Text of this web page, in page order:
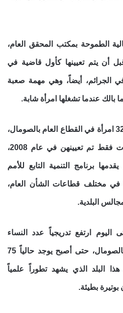
الطموحة بمكتب المحقق العام،
أن يتم تعيينها كأول قاضية في
الجرائم، أيضاً، وهي مهمة صعبة
عندما تشغلها امرأة شابة.
وفي الآونة الأخيرة، التحقت 32 امرأة في القطاع العام بالصومال،
بالمقارنة مع خمسة موظفات فقط تم تعيينهن في عام 2008،
برنامج التنمية التابع للأمم
في مختلف قطاعات الشأن العام،
البلدية.
عام 2008، وحتى اليوم ارتفع تدريجياً عدد النساء
العاملات في حقل القضاء بالصومال، حتى أصبح يوجد حالياً 75
البلد الذي يشهد تطوراً علمياً
بوتيرة بطيئة.